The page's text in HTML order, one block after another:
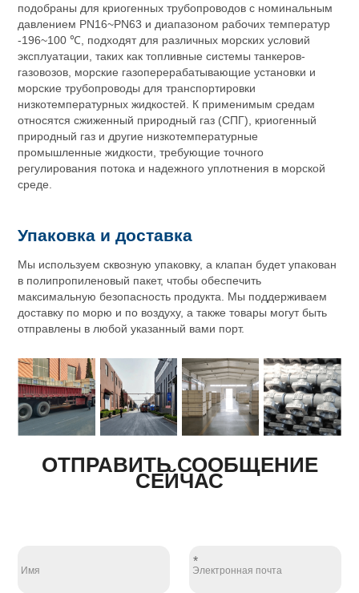
подобраны для криогенных трубопроводов с номинальным
давлением PN16~PN63 и диапазоном рабочих температур
-196~100 ℃, подходят для различных морских условий
эксплуатации, таких как топливные системы танкеров-
газовозов, морские газоперерабатывающие установки и
морские трубопроводы для транспортировки
низкотемпературных жидкостей. К применимым средам
относятся сжиженный природный газ (СПГ), криогенный
природный газ и другие низкотемпературные
промышленные жидкости, требующие точного
регулирования потока и надежного уплотнения в морской
среде.
Упаковка и доставка
Мы используем сквозную упаковку, а клапан будет упакован
в полипропиленовый пакет, чтобы обеспечить
максимальную безопасность продукта. Мы поддерживаем
доставку по морю и по воздуху, а также товары могут быть
отправлены в любой указанный вами порт.
ОТПРАВИТЬ СООБЩЕНИЕ
СЕЙЧАС
*